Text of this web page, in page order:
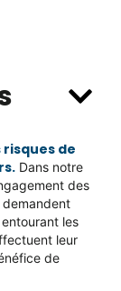
risques de
Dans notre
des
les
leur
de